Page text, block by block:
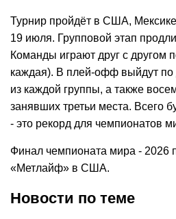
Турнир пройдёт в США,
19 июля. Групповой этап
Команды играют друг с другом
каждая). В плей-офф выйдут
из каждой группы, а также
занявших третьи места. Всего
- это рекорд для чемпионатов
Финал чемпионата мира - 2026
«Метлайф» в США.
Новости по теме